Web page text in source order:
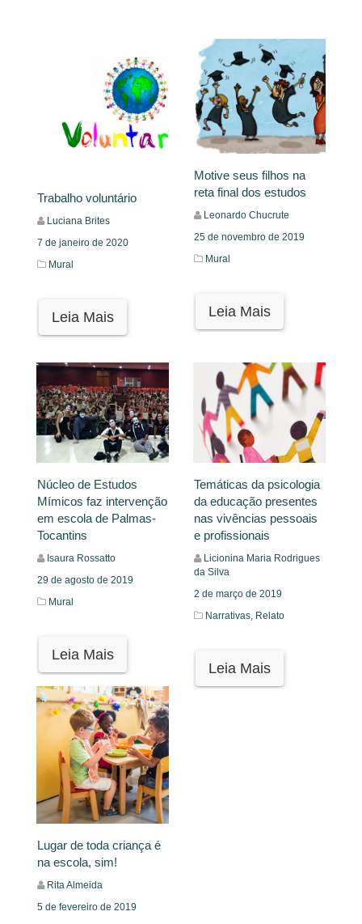
Trabalho voluntário
Luciana Brites
7 de janeiro de 2020
Mural
Leia Mais
Motive seus filhos na
reta final dos estudos
Leonardo Chucrute
25 de novembro de 2019
Mural
Leia Mais
Núcleo de Estudos
Mímicos faz intervenção
em escola de Palmas-
Tocantins
Isaura Rossatto
29 de agosto de 2019
Mural
Leia Mais
Temáticas da psicologia
da educação presentes
nas vivências pessoais
e profissionais
Licionina Maria Rodrigues
da Silva
2 de março de 2019
Narrativas, Relato
Leia Mais
Lugar de toda criança é
na escola, sim!
Rita Almeida
5 de fevereiro de 2019